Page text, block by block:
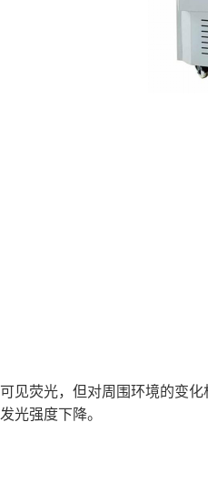
见荧光，但对周围环境的变
光强度下降。